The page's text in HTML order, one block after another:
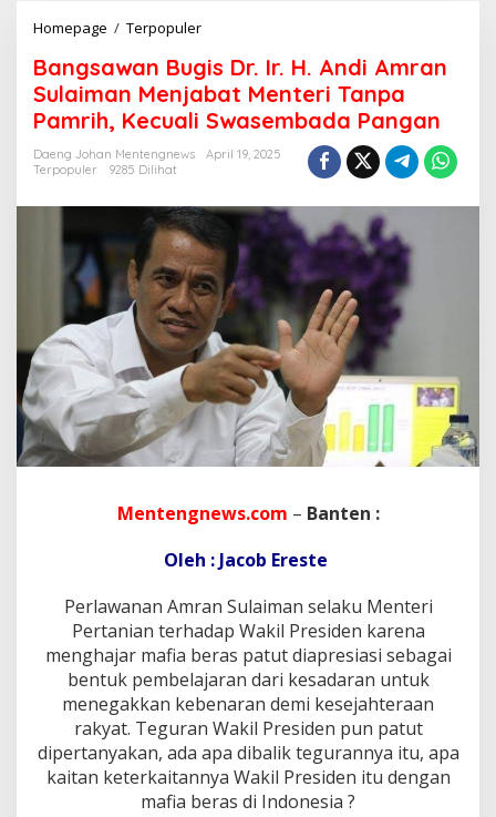
Homepage / Terpopuler
n
g
s
a
w
B
u
g
i
s
D
.
I
r
.
A
d
i
m
a
n
u
l
a
i
m
a
n
M
Bangsawan Bugis Dr. Ir. H. Andi Amran
Sulaiman Menjabat Menteri Tanpa
Pamrih, Kecuali Swasembada Pangan
Daeng Johan Mentengnews
April 19, 2025
Terpopuler
9285 Dilihat
Mentengnews.com – Banten :
Oleh : Jacob Ereste
Perlawanan Amran Sulaiman selaku Menteri
Pertanian terhadap Wakil Presiden karena
menghajar mafia beras patut diapresiasi sebagai
bentuk pembelajaran dari kesadaran untuk
menegakkan kebenaran demi kesejahteraan
rakyat. Teguran Wakil Presiden pun patut
dipertanyakan, ada apa dibalik tegurannya itu, apa
kaitan keterkaitannya Wakil Presiden itu dengan
mafia beras di Indonesia ?